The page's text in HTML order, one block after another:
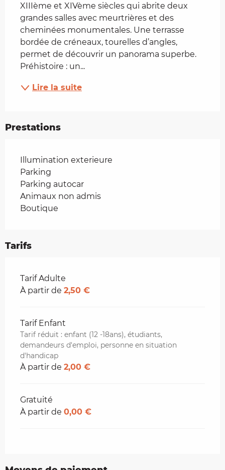
XIIIème et XIVème siècles qui abrite deux
grandes salles avec meurtrières et des
cheminées monumentales. Une terrasse
bordée de créneaux, tourelles d’angles,
permet de découvrir un panorama superbe.
Préhistoire : un...
Lire la suite
Prestations
Illumination exterieure
Parking
Parking autocar
Animaux non admis
Boutique
Tarifs
Tarifs 2026
Tarif Adulte
À partir de 2,50 €
Tarif Enfant
Tarif réduit : enfant (12 -18ans), étudiants,
demandeurs d'emploi, personne en situation
d'handicap
À partir de 2,00 €
Gratuité
À partir de 0,00 €